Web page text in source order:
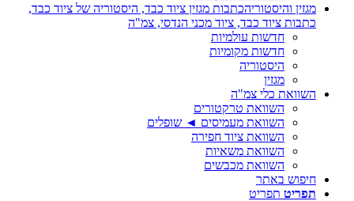
מגזין והיסטוריהכתבות מגזין ציוד כבד, היסטוריה של ציוד כבד,
כתבות ציוד כבד, ציוד מכני הנדסי, צמ"ה
חדשות עולמיות
חדשות מקומיות
היסטוריה
מגזין
השוואת כלי צמ"ה
השוואת טרקטורים
השוואת מעמיסים ◄ שופלים
השוואת ציוד חפירה
השוואת משאיות
השוואת מכבשים
חיפוש באתר
תפריט תפריט